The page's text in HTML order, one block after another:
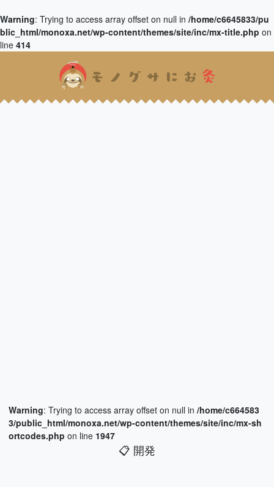
Warning: Trying to access array offset on null in /home/c6645833/pu
blic_html/monoxa.net/wp-content/themes/site/inc/mx-title.php on
line 414
Warning: Trying to access array offset on null in /home/c664583
3/public_html/monoxa.net/wp-content/themes/site/inc/mx-sh
ortcodes.php on line 1947
📋 開発